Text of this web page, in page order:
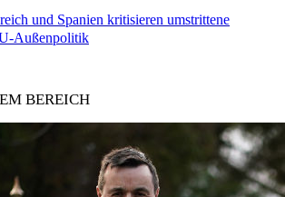
und Spanien kritisieren umstrittene
Außenpolitik
BEREICH